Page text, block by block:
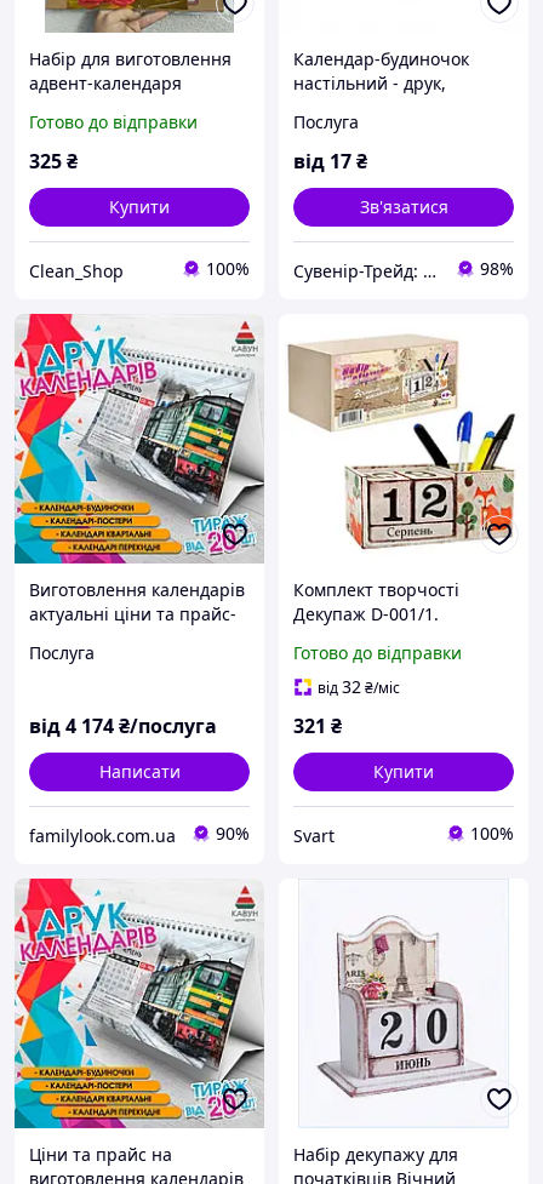
Набір для виготовлення
адвент-календаря
коробочки для
сюрпризів, DIY різдвяний
Готово до відправки
325₴
Купити
Clean_Shop 100%
Календар-будиночок
настільний - друк,
Послуга
від 17₴
Зв'язатися
Сувенір-Трейд: виготовлення та продаж сувенірної і друкованої продукції. 98%
Виготовлення календарів
актуальні ціни та прайс-
Послуга
від4 174₴/послуга
Написати
familylook.com.ua 90%
Комплект творчості
Декупаж D-001/1.
календаря-підставки
/Svart/ -stunning-
Готово до відправки
від32₴/міс
321 ₴
Купити
Svart 100%
Ціни та прайс на
виготовлення календарів
Набір декупажу для
початківців Вічний